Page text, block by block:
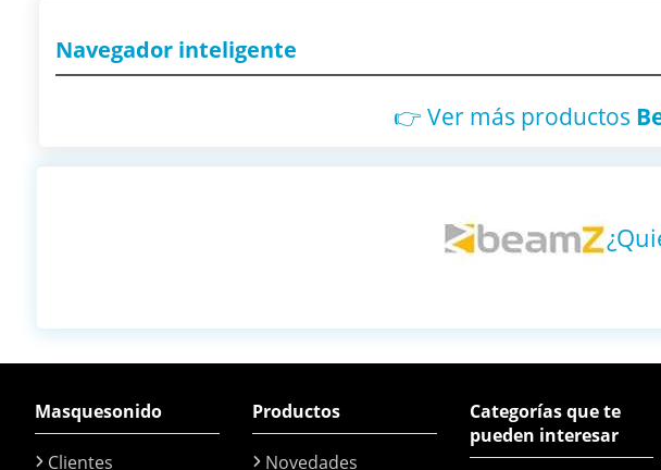
Navegador inteligente
👉 Ver más productos
Masquesonido
Clientes
Productos
Novedades
Categorías que te
pueden interesar